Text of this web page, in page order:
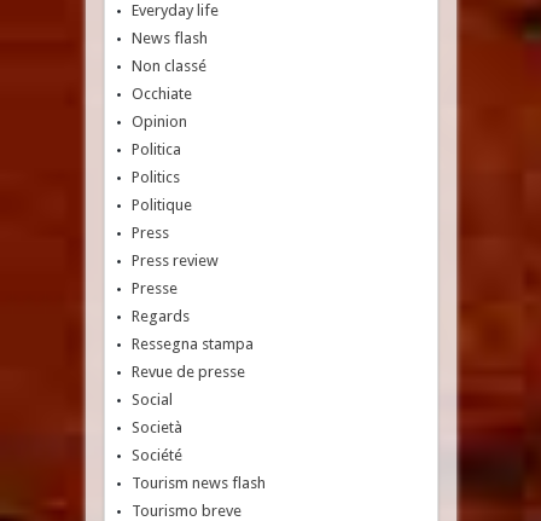
Everyday life
News flash
Non classé
Occhiate
Opinion
Politica
Politics
Politique
Press
Press review
Presse
Regards
Ressegna stampa
Revue de presse
Social
Società
Société
Tourism news flash
Tourismo breve